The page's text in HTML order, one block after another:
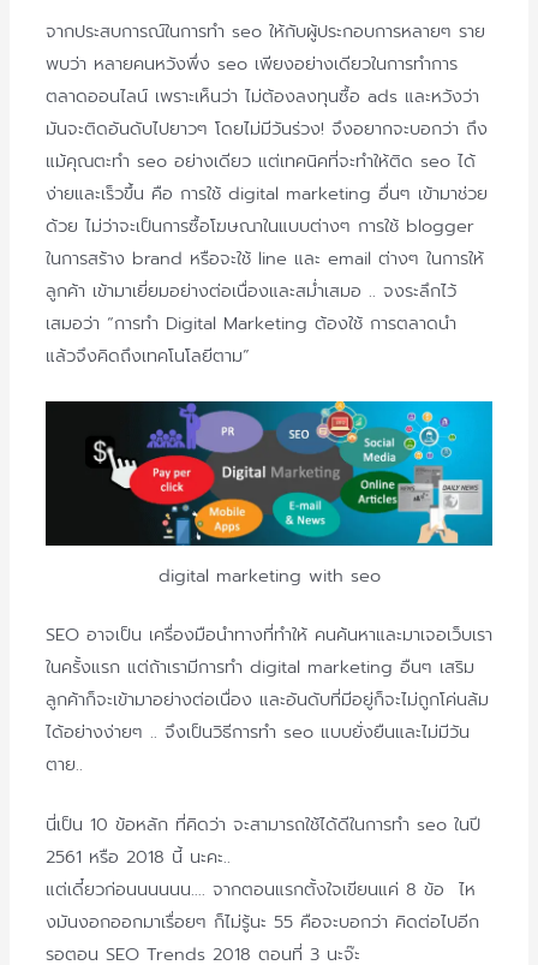
จากประสบการณ์ในการทำ seo ให้กับผู้ประกอบการหลายๆ ราย
พบว่า หลายคนหวังพึ่ง seo เพียงอย่างเดียวในการทำการ
ตลาดออนไลน์ เพราะเห็นว่า ไม่ต้องลงทุนซื้อ ads และหวังว่า
มันจะติดอันดับไปยาวๆ โดยไม่มีวันร่วง! จึงอยากจะบอกว่า ถึง
แม้คุณตะทำ seo อย่างเดียว แต่เทคนิคที่จะทำให้ติด seo ได้
ง่ายและเร็วขึ้น คือ การใช้ digital marketing อื่นๆ เข้ามาช่วย
ด้วย ไม่ว่าจะเป็นการซื้อโฆษณาในแบบต่างๆ การใช้ blogger
ในการสร้าง brand หรือจะใช้ line และ email ต่างๆ ในการให้
ลูกค้า เข้ามาเยี่ยมอย่างต่อเนื่องและสม่ำเสมอ .. จงระลึกไว้
เสมอว่า “การทำ Digital Marketing ต้องใช้ การตลาดนำ
แล้วจึงคิดถึงเทคโนโลยีตาม”
digital marketing with seo
SEO อาจเป็น เครื่องมือนำทางที่ทำให้ คนค้นหาและมาเจอเว็บเรา
ในครั้งแรก แต่ถ้าเรามีการทำ digital marketing อืนๆ เสริม
ลูกค้าก็จะเข้ามาอย่างต่อเนื่อง และอันดับที่มีอยู่ก็จะไม่ถูกโค่นล้ม
ได้อย่างง่ายๆ .. จึงเป็นวิธีการทำ seo แบบยั่งยืนและไม่มีวัน
ตาย..
นี่เป็น 10 ข้อหลัก ที่คิดว่า จะสามารถใช้ได้ดีในการทำ seo ในปี
2561 หรือ 2018 นี้ นะคะ..
แต่เดี๋ยวก่อนนนนนน…. จากตอนแรกตั้งใจเขียนแค่ 8 ข้อ ไห
งมันงอกออกมาเรื่อยๆ ก็ไม่รู้นะ 55 คือจะบอกว่า คิดต่อไปอีก
รอตอน SEO Trends 2018 ตอนที่ 3 นะจ๊ะ